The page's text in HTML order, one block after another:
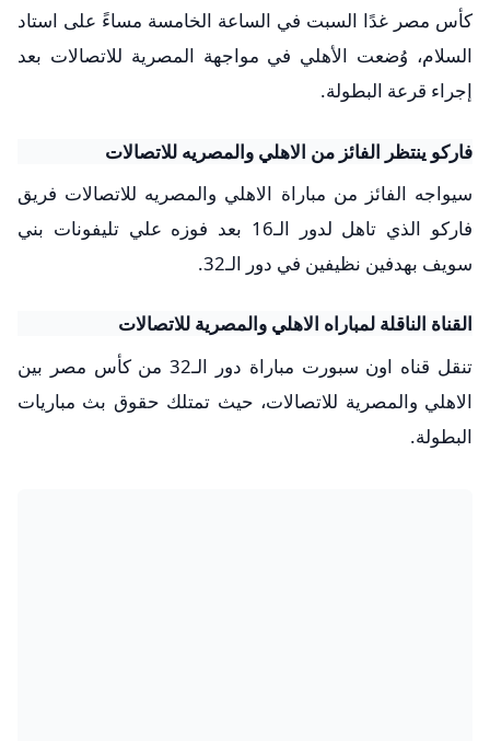
كأس مصر غدًا السبت في الساعة الخامسة مساءً على استاد
السلام، وُضعت الأهلي في مواجهة المصرية للاتصالات بعد
إجراء قرعة البطولة.
فاركو ينتظر الفائز من الاهلي والمصريه للاتصالات
سيواجه الفائز من مباراة الاهلي والمصريه للاتصالات فريق
فاركو الذي تاهل لدور الـ16 بعد فوزه علي تليفونات بني
سويف بهدفين نظيفين في دور الـ32.
القناة الناقلة لمباراه الاهلي والمصرية للاتصالات
تنقل قناه اون سبورت مباراة دور الـ32 من كأس مصر بين
الاهلي والمصرية للاتصالات، حيث تمتلك حقوق بث مباريات
البطولة.